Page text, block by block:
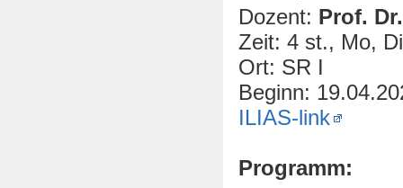
Dozent: Prof.
Zeit: 4 st., Mo,
Ort: SR I
Beginn:
ILIAS-link
Programm: